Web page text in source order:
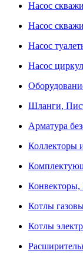
Насос
Насос
Насос
Насос
Шланги,
Арматура
Коллекторы
Конвекторы,
Котлы
Котлы